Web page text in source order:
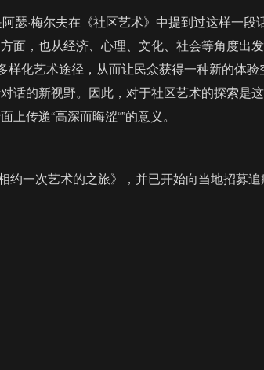
·梅尔夫在《社区艺术》中提到过这样一段
面，也从经济、心理、文化、社会等角度出
化艺术途径，从而让民众获得一种新的体
话的新视野。因此，对于社区艺术的探索是
传递“高深而晦涩“”的意义。
一次艺术的之旅》，并已开始向当地招募